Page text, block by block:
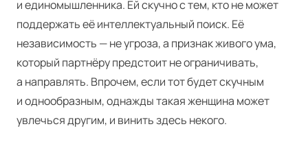
и единомышленника. Ей скучно с тем, кто не может
поддержать её интеллектуальный поиск. Её
независимость — не угроза, а признак живого ума,
который партнёру предстоит не ограничивать,
а направлять. Впрочем, если тот будет скучным
и однообразным, однажды такая женщина может
увлечься другим, и винить здесь некого.